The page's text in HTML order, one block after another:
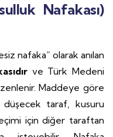
Nafakası)
nafaka” olarak anılan
ve Türk Medeni
Maddeye göre
düşecek taraf, kusuru
için diğer taraftan